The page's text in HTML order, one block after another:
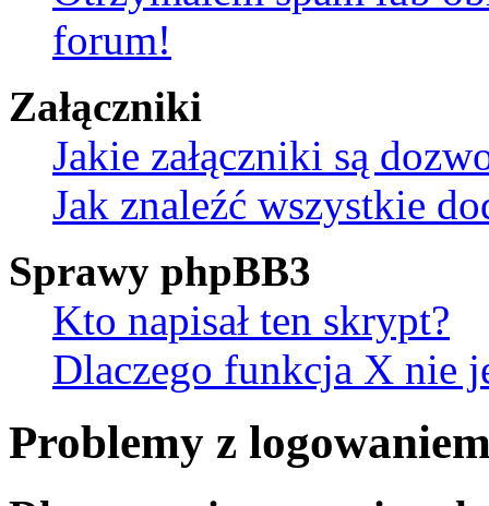
forum!
Załączniki
Jakie załączniki są
Jak znaleźć wszystkie
Sprawy phpBB3
Kto napisał ten skrypt?
Dlaczego funkcja X nie
Problemy z